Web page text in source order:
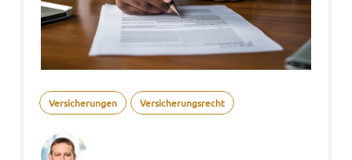
Versicherungen Versicherungsrecht